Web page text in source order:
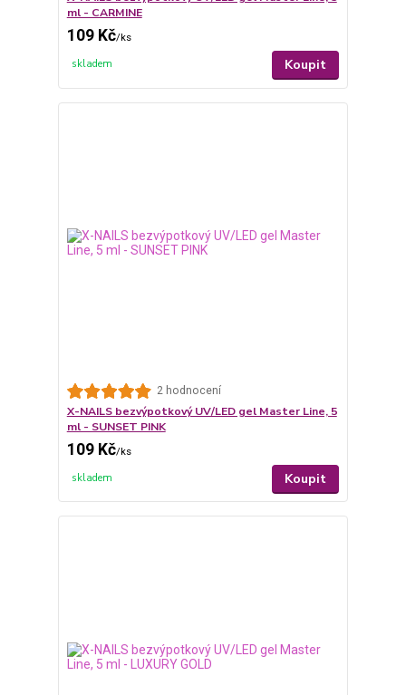
ml - CARMINE
109 Kč/ks
skladem Koupit
2 hodnocení
X-NAILS bezvýpotkový UV/LED gel Master Line, 5
ml - SUNSET PINK
109 Kč/ks
skladem Koupit